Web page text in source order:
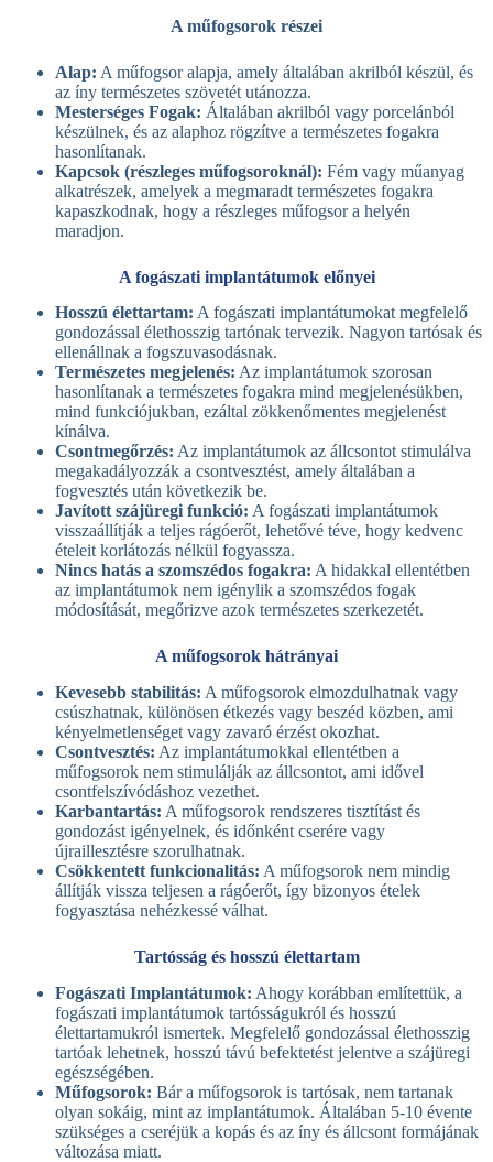
A műfogsorok részei
Alap: A műfogsor alapja, amely általában akrilból készül, és
az íny természetes szövetét utánozza.
Mesterséges Fogak: Általában akrilból vagy porcelánból
készülnek, és az alaphoz rögzítve a természetes fogakra
hasonlítanak.
Kapcsok (részleges műfogsoroknál): Fém vagy műanyag
alkatrészek, amelyek a megmaradt természetes fogakra
kapaszkodnak, hogy a részleges műfogsor a helyén
maradjon.
A fogászati implantátumok előnyei
Hosszú élettartam: A fogászati implantátumokat megfelelő
gondozással élethosszig tartónak tervezik. Nagyon tartósak és
ellenállnak a fogszuvasodásnak.
Természetes megjelenés: Az implantátumok szorosan
hasonlítanak a természetes fogakra mind megjelenésükben,
mind funkciójukban, ezáltal zökkenőmentes megjelenést
kínálva.
Csontmegőrzés: Az implantátumok az állcsontot stimulálva
megakadályozzák a csontvesztést, amely általában a
fogvesztés után következik be.
Javított szájüregi funkció: A fogászati implantátumok
visszaállítják a teljes rágóerőt, lehetővé téve, hogy kedvenc
ételeit korlátozás nélkül fogyassza.
Nincs hatás a szomszédos fogakra: A hidakkal ellentétben
az implantátumok nem igénylik a szomszédos fogak
módosítását, megőrizve azok természetes szerkezetét.
A műfogsorok hátrányai
Kevesebb stabilitás: A műfogsorok elmozdulhatnak vagy
csúszhatnak, különösen étkezés vagy beszéd közben, ami
kényelmetlenséget vagy zavaró érzést okozhat.
Csontvesztés: Az implantátumokkal ellentétben a
műfogsorok nem stimulálják az állcsontot, ami idővel
csontfelszívódáshoz vezethet.
Karbantartás: A műfogsorok rendszeres tisztítást és
gondozást igényelnek, és időnként cserére vagy
újraillesztésre szorulhatnak.
Csökkentett funkcionalitás: A műfogsorok nem mindig
állítják vissza teljesen a rágóerőt, így bizonyos ételek
fogyasztása nehézkessé válhat.
Tartósság és hosszú élettartam
Fogászati Implantátumok: Ahogy korábban említettük, a
fogászati implantátumok tartósságukról és hosszú
élettartamukról ismertek. Megfelelő gondozással élethosszig
tartóak lehetnek, hosszú távú befektetést jelentve a szájüregi
egészségében.
Műfogsorok: Bár a műfogsorok is tartósak, nem tartanak
olyan sokáig, mint az implantátumok. Általában 5-10 évente
szükséges a cseréjük a kopás és az íny és állcsont formájának
változása miatt.